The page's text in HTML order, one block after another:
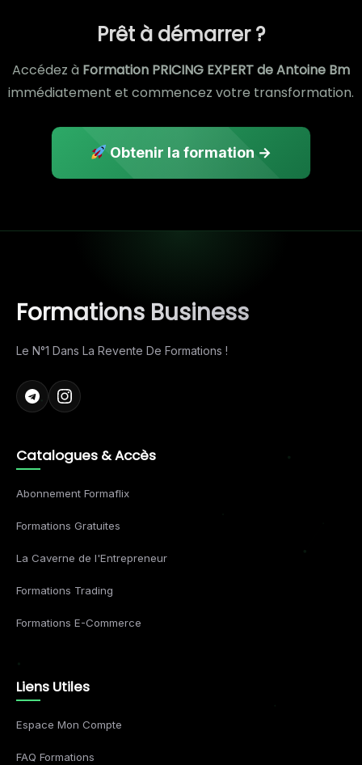
Prêt à démarrer ?
Accédez à Formation PRICING EXPERT de Antoine Bm
immédiatement et commencez votre transformation.
Obtenir la formation →
Formations Business
Le N°1 Dans La Revente De Formations !
Catalogues & Accès
Abonnement Formaflix
Formations Gratuites
La Caverne de l'Entrepreneur
Formations Trading
Formations E-Commerce
Liens Utiles
Espace Mon Compte
FAQ Formations